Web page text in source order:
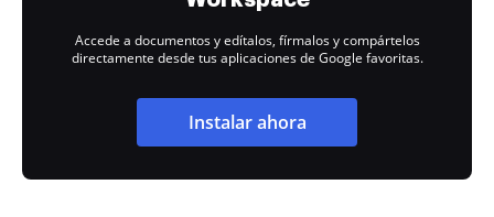
Accede a documentos y edítalos, fírmalos y compártelos
directamente desde tus aplicaciones de Google favoritas.
Instalar ahora